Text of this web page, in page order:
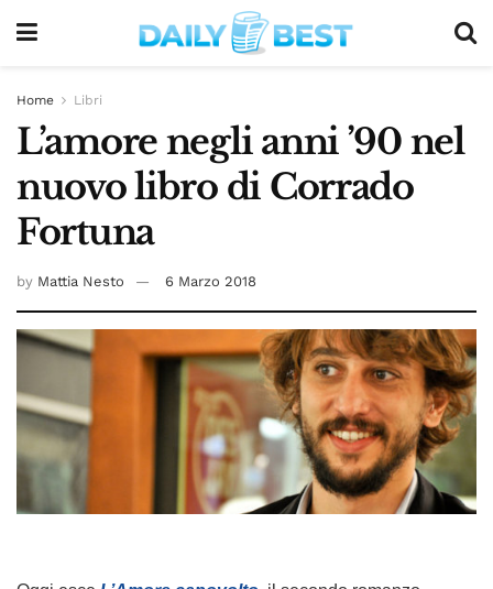
Home Libri
L’amore negli anni ’90 nel
nuovo libro di Corrado
Fortuna
by Mattia Nesto 6 Marzo 2018